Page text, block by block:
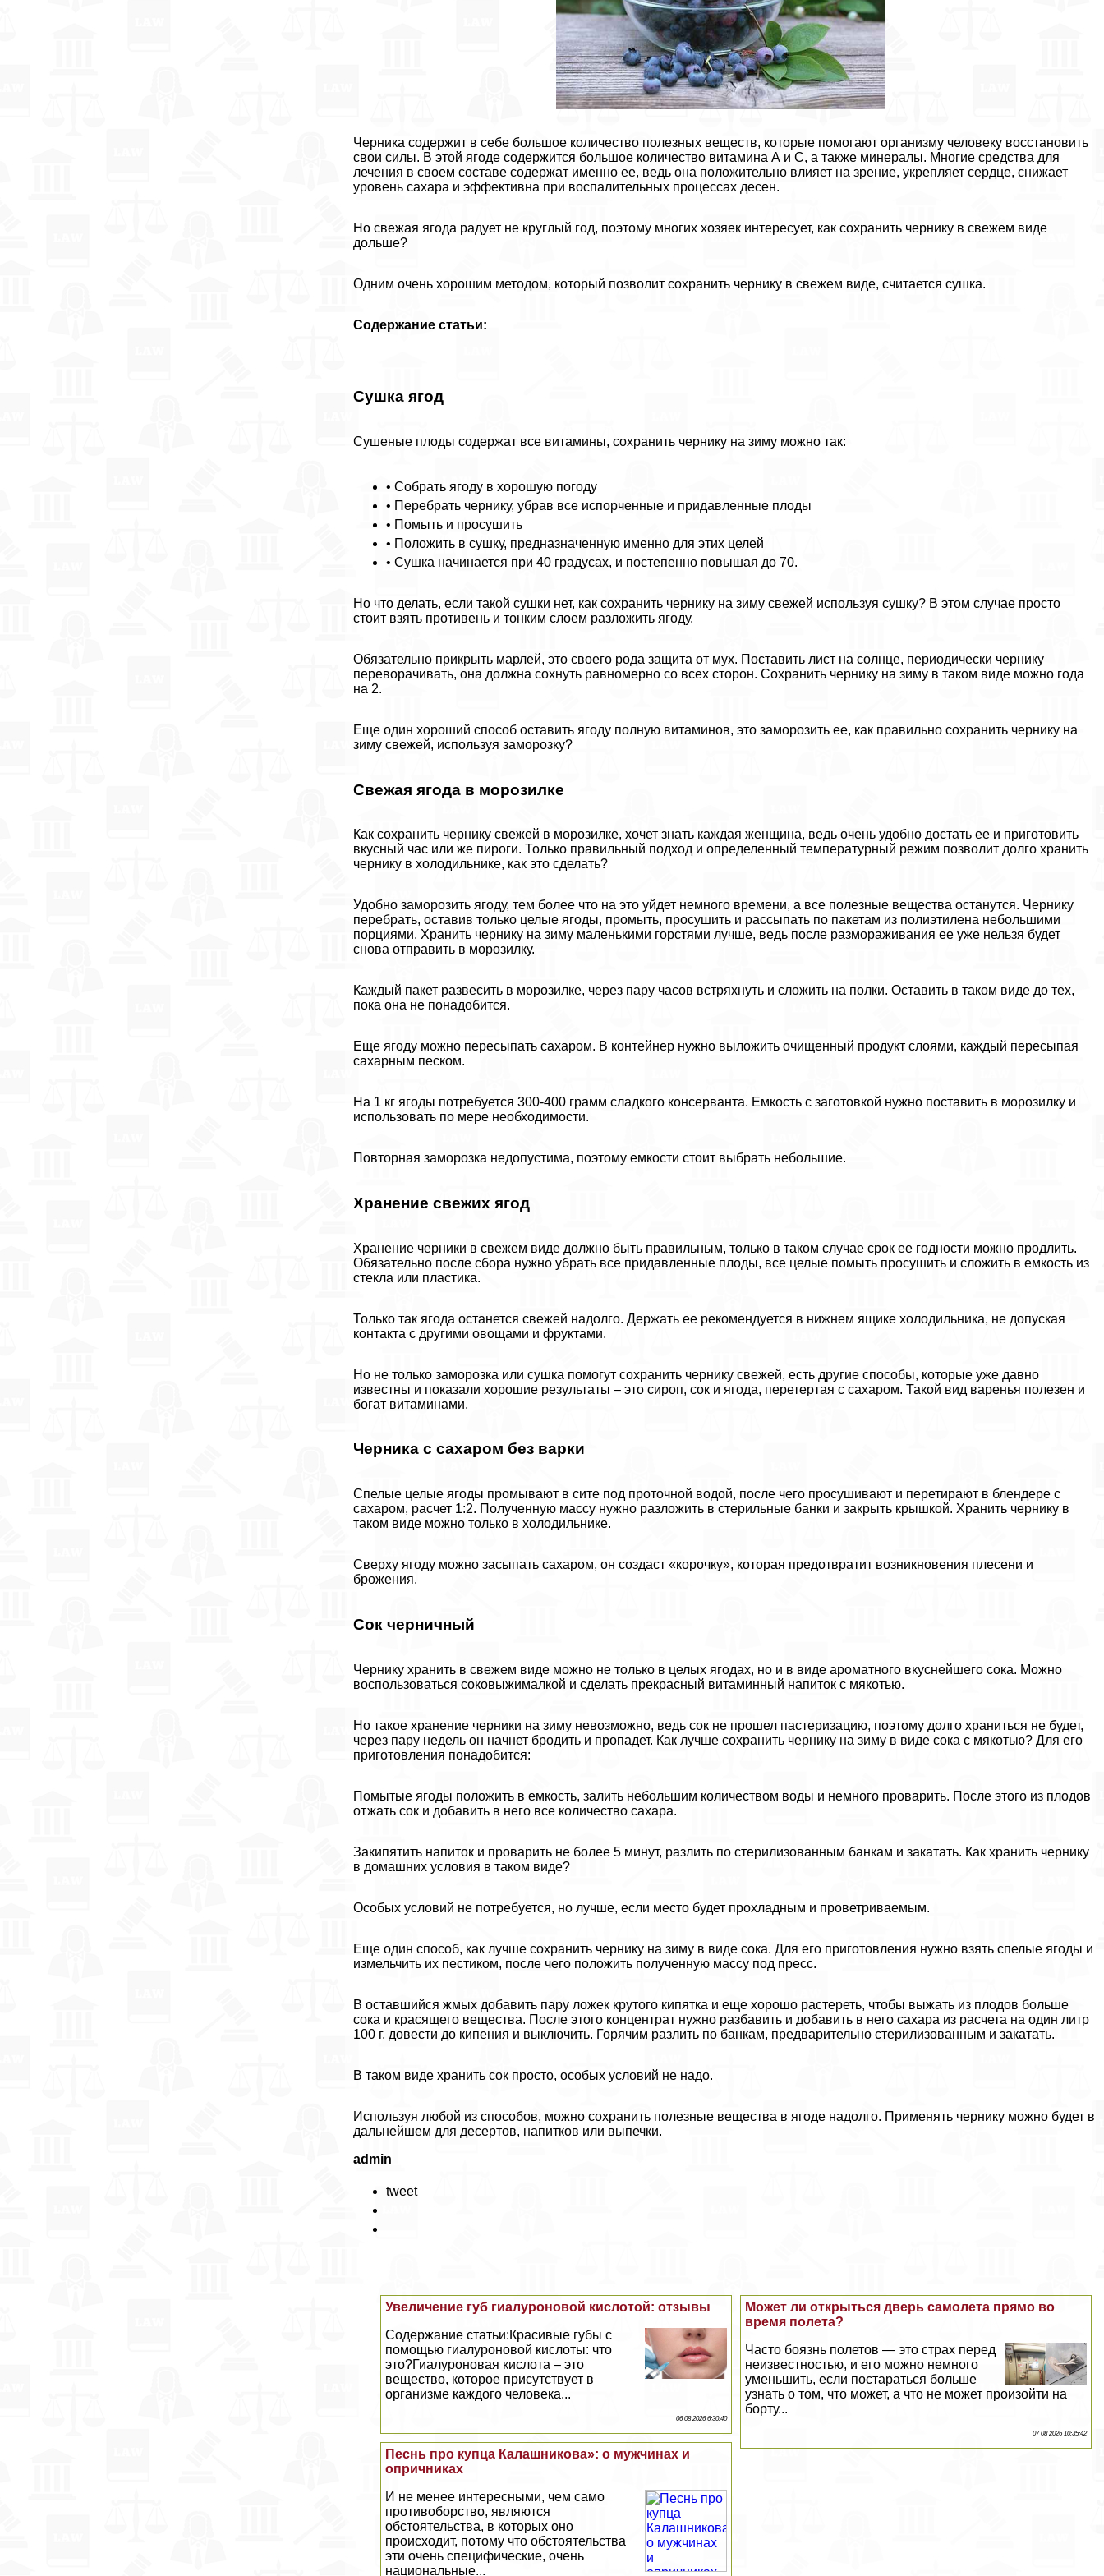
Черника содержит в себе большое количество полезных веществ, которые помогают организму человеку восстановить
свои силы. В этой ягоде содержится большое количество витамина А и С, а также минералы. Многие средства для
лечения в своем составе содержат именно ее, ведь она положительно влияет на зрение, укрепляет сердце, снижает
уровень сахара и эффективна при воспалительных процессах десен.
Но свежая ягода радует не круглый год, поэтому многих хозяек интересует, как сохранить чернику в свежем виде
дольше?
Одним очень хорошим методом, который позволит сохранить чернику в свежем виде, считается сушка.
Содержание статьи:
Сушка ягод
Сушеные плоды содержат все витамины, сохранить чернику на зиму можно так:
• Собрать ягоду в хорошую погоду
• Перебрать чернику, убрав все испорченные и придавленные плоды
• Помыть и просушить
• Положить в сушку, предназначенную именно для этих целей
• Сушка начинается при 40 градусах, и постепенно повышая до 70.
Но что делать, если такой сушки нет, как сохранить чернику на зиму свежей используя сушку? В этом случае просто
стоит взять противень и тонким слоем разложить ягоду.
Обязательно прикрыть марлей, это своего рода защита от мух. Поставить лист на солнце, периодически чернику
переворачивать, она должна сохнуть равномерно со всех сторон. Сохранить чернику на зиму в таком виде можно года
на 2.
Еще один хороший способ оставить ягоду полную витаминов, это заморозить ее, как правильно сохранить чернику на
зиму свежей, используя заморозку?
Свежая ягода в морозилке
Как сохранить чернику свежей в морозилке, хочет знать каждая женщина, ведь очень удобно достать ее и приготовить
вкусный час или же пироги. Только правильный подход и определенный температурный режим позволит долго хранить
чернику в холодильнике, как это сделать?
Удобно заморозить ягоду, тем более что на это уйдет немного времени, а все полезные вещества останутся. Чернику
перебрать, оставив только целые ягоды, промыть, просушить и рассыпать по пакетам из полиэтилена небольшими
порциями. Хранить чернику на зиму маленькими горстями лучше, ведь после размораживания ее уже нельзя будет
снова отправить в морозилку.
Каждый пакет развесить в морозилке, через пару часов встряхнуть и сложить на полки. Оставить в таком виде до тех,
пока она не понадобится.
Еще ягоду можно пересыпать сахаром. В контейнер нужно выложить очищенный продукт слоями, каждый пересыпая
сахарным песком.
На 1 кг ягоды потребуется 300-400 грамм сладкого консерванта. Емкость с заготовкой нужно поставить в морозилку и
использовать по мере необходимости.
Повторная заморозка недопустима, поэтому емкости стоит выбрать небольшие.
Хранение свежих ягод
Хранение черники в свежем виде должно быть правильным, только в таком случае срок ее годности можно продлить.
Обязательно после сбора нужно убрать все придавленные плоды, все целые помыть просушить и сложить в емкость из
стекла или пластика.
Только так ягода останется свежей надолго. Держать ее рекомендуется в нижнем ящике холодильника, не допуская
контакта с другими овощами и фруктами.
Но не только заморозка или сушка помогут сохранить чернику свежей, есть другие способы, которые уже давно
известны и показали хорошие результаты – это сироп, сок и ягода, перетертая с сахаром. Такой вид варенья полезен и
богат витаминами.
Черника с сахаром без варки
Спелые целые ягоды промывают в сите под проточной водой, после чего просушивают и перетирают в блендере с
сахаром, расчет 1:2. Полученную массу нужно разложить в стерильные банки и закрыть крышкой. Хранить чернику в
таком виде можно только в холодильнике.
Сверху ягоду можно засыпать сахаром, он создаст «корочку», которая предотвратит возникновения плесени и
брожения.
Сок черничный
Чернику хранить в свежем виде можно не только в целых ягодах, но и в виде ароматного вкуснейшего сока. Можно
воспользоваться соковыжималкой и сделать прекрасный витаминный напиток с мякотью.
Но такое хранение черники на зиму невозможно, ведь сок не прошел пастеризацию, поэтому долго храниться не будет,
через пару недель он начнет бродить и пропадет. Как лучше сохранить чернику на зиму в виде сока с мякотью? Для его
приготовления понадобится:
Помытые ягоды положить в емкость, залить небольшим количеством воды и немного проварить. После этого из плодов
отжать сок и добавить в него все количество сахара.
Закипятить напиток и проварить не более 5 минут, разлить по стерилизованным банкам и закатать. Как хранить чернику
в домашних условия в таком виде?
Особых условий не потребуется, но лучше, если место будет прохладным и проветриваемым.
Еще один способ, как лучше сохранить чернику на зиму в виде сока. Для его приготовления нужно взять спелые ягоды и
измельчить их пестиком, после чего положить полученную массу под пресс.
В оставшийся жмых добавить пару ложек крутого кипятка и еще хорошо растереть, чтобы выжать из плодов больше
сока и красящего вещества. После этого концентрат нужно разбавить и добавить в него сахара из расчета на один литр
100 г, довести до кипения и выключить. Горячим разлить по банкам, предварительно стерилизованным и закатать.
В таком виде хранить сок просто, особых условий не надо.
Используя любой из способов, можно сохранить полезные вещества в ягоде надолго. Применять чернику можно будет в
дальнейшем для десертов, напитков или выпечки.
admin
tweet
Может ли открыться дверь самолета прямо во
время полета?
Часто боязнь полетов — это страх перед
неизвестностью, и его можно немного
уменьшить, если постараться больше
узнать о том, что может, а что не может произойти на
борту...
07 08 2026 10:35:42
Увеличение губ гиалуроновой кислотой: отзывы
Содержание статьи:Красивые губы с
помощью гиалуроновой кислоты: что
это?Гиалуроновая кислота – это
вещество, которое присутствует в
организме каждого человека...
06 08 2026 6:30:40
Песнь про купца Калашникова»: о мужчинах и
опричниках
И не менее интересными, чем само
противоборство, являются
обстоятельства, в которых оно
происходит, потому что обстоятельства
эти очень специфические, очень
национальные...